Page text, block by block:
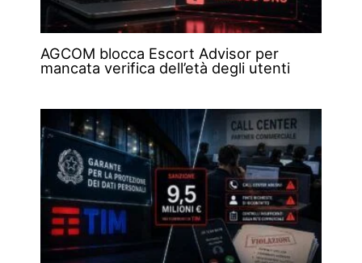
AGCOM blocca Escort Advisor per
mancata verifica dell’età degli utenti